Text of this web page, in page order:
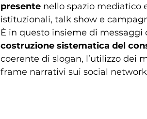
presente nello spazio mediatico
istituzionali, talk show e
È in questo insieme di messaggi
costruzione sistematica del
coerente di slogan, l’utilizzo dei
frame narrativi sui social